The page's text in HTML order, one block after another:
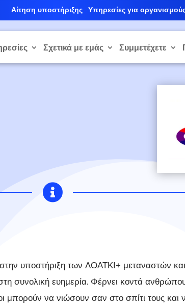
Αίτηση υποστήριξης Υπηρεσίες για
Σχετικά με εμάς Συμμετέχετε

στην υποστήριξη των ΛΟΑΤΚΙ+ μεταναστών
συνολική ευημερία. Φέρνει κοντά
μπορούν να νιώσουν σαν στο σπίτι τους και